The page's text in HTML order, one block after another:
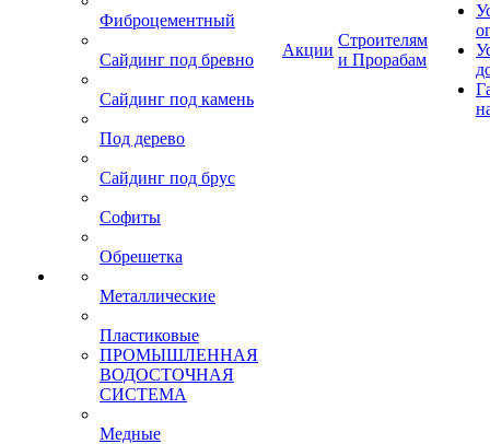
Фиброцементный
Сайдинг под бревно
Сайдинг под камень
Под дерево
Сайдинг под брус
Софиты
Обрешетка
Металлические
Пластиковые
ПРОМЫШЛЕННАЯ
ВОДОСТОЧНАЯ
СИСТЕМА
Медные
Акции
Строителям
и Прорабам